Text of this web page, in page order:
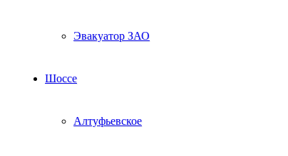
Эвакуатор ЗАО
Шоссе
Алтуфьевское